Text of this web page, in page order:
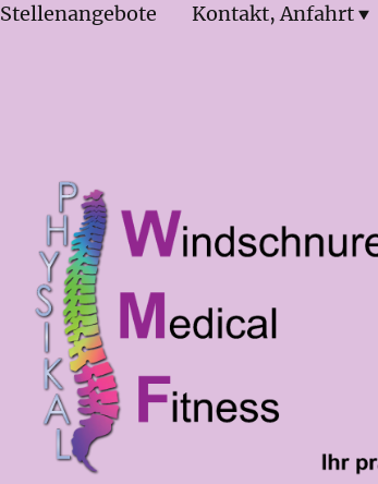
Stellenangebote Kontakt, Anfahrt